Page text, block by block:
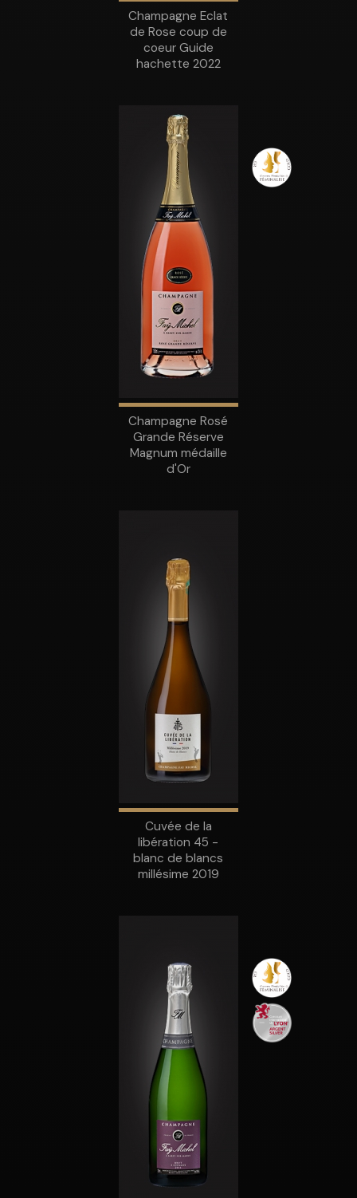
Champagne Eclat
de Rose coup de
coeur Guide
hachette 2022
Champagne Rosé
Grande Réserve
Magnum médaille
d'Or
Cuvée de la
libération 45 -
blanc de blancs
millésime 2019